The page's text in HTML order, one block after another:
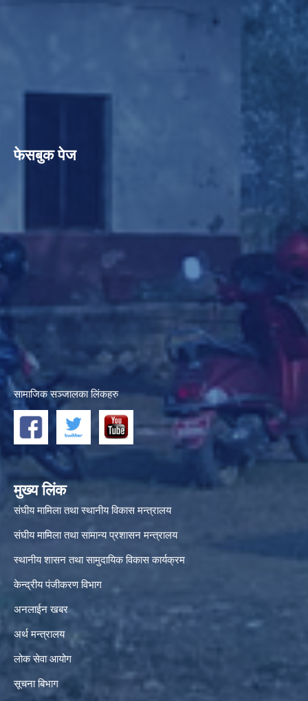
फेसबुक पेज
सामाजिक सञ्जालका लिंकहरु
मुख्य लिंक
संघीय मामिला तथा स्थानीय विकास मन्त्रालय
संघीय मामिला तथा सामान्य प्रशासन मन्त्रालय
स्थानीय शासन तथा सामुदायिक विकास कार्यक्रम
केन्द्रीय पंजीकरण विभाग
अनलाईन खबर
अर्थ मन्त्रालय
लोक सेवा आयोग
सूचना बिभाग